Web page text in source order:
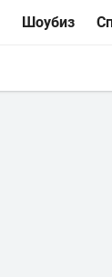
Шоубиз